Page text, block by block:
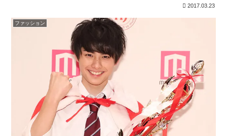
2017.03.23
ファッション